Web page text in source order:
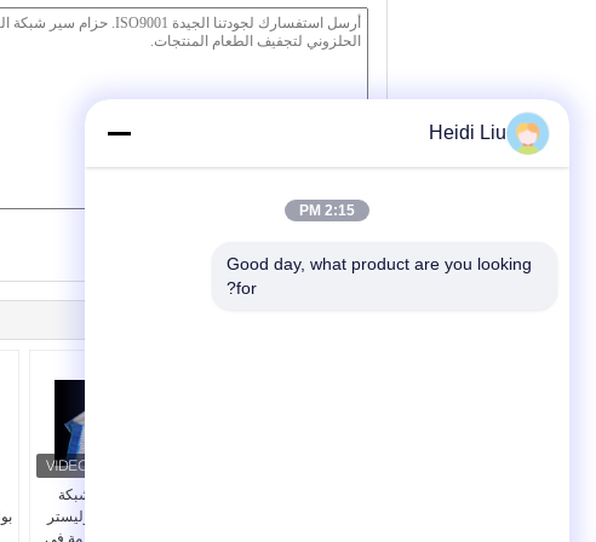
0
/ 3000)
شريط نقل بالشبكة
الحلزونية من البوليستر
للأنسجة المستخدمة في
Heidi Liu
2:15 PM
Good day, what product are you looking
for?